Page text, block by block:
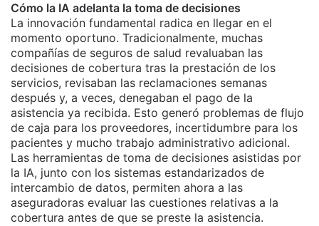
Cómo la IA adelanta la toma de decisiones
La innovación fundamental radica en llegar en el
momento oportuno. Tradicionalmente, muchas
compañías de seguros de salud revaluaban las
decisiones de cobertura tras la prestación de los
servicios, revisaban las reclamaciones semanas
después y, a veces, denegaban el pago de la
asistencia ya recibida. Esto generó problemas de flujo
de caja para los proveedores, incertidumbre para los
pacientes y mucho trabajo administrativo adicional.
Las herramientas de toma de decisiones asistidas por
la IA, junto con los sistemas estandarizados de
intercambio de datos, permiten ahora a las
aseguradoras evaluar las cuestiones relativas a la
cobertura antes de que se preste la asistencia.